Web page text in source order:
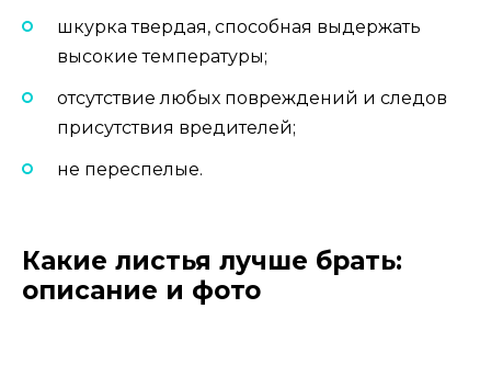
шкурка твердая, способная выдержать
высокие температуры;
отсутствие любых повреждений и следов
присутствия вредителей;
не переспелые.
Какие листья лучше брать:
описание и фото